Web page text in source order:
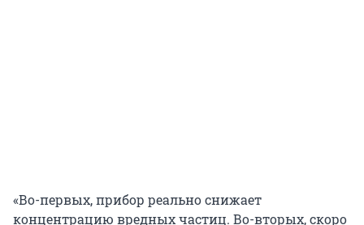
«Во-первых, прибор реально снижает
концентрацию вредных частиц. Во-вторых, скоро